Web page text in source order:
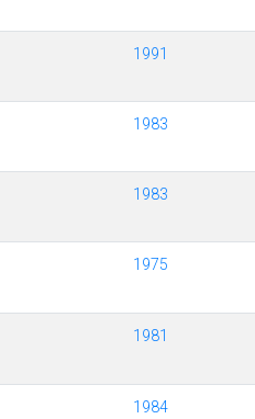
1991
1983
1983
1975
1981
1984